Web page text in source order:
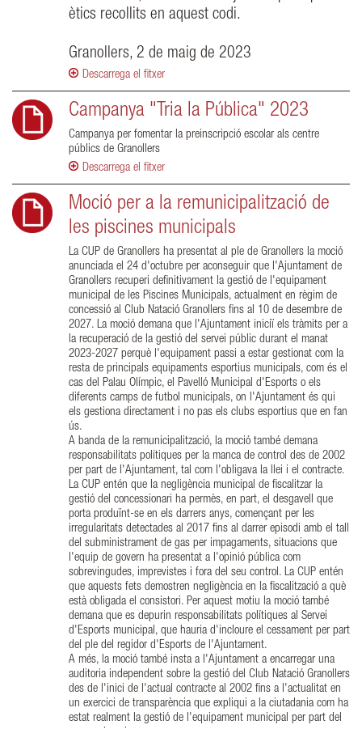
ètics recollits en aquest codi.
Granollers, 2 de maig de 2023
Descarrega el fitxer
Campanya "Tria la Pública" 2023
Campanya per fomentar la preinscripció escolar als centre
públics de Granollers
Descarrega el fitxer
Moció per a la remunicipalització de
les piscines municipals
La CUP de Granollers ha presentat al ple de Granollers la moció
anunciada el 24 d'octubre per aconseguir que l'Ajuntament de
Granollers recuperi definitivament la gestió de l'equipament
municipal de les Piscines Municipals, actualment en règim de
concessió al Club Natació Granollers fins al 10 de desembre de
2027. La moció demana que l'Ajuntament iniciï els tràmits per a
la recuperació de la gestió del servei públic durant el manat
2023-2027 perquè l'equipament passi a estar gestionat com la
resta de principals equipaments esportius municipals, com és el
cas del Palau Olímpic, el Pavelló Municipal d'Esports o els
diferents camps de futbol municipals, on l'Ajuntament és qui
els gestiona directament i no pas els clubs esportius que en fan
ús.
A banda de la remunicipalització, la moció també demana
responsabilitats polítiques per la manca de control des de 2002
per part de l'Ajuntament, tal com l'obligava la llei i el contracte.
La CUP entén que la negligència municipal de fiscalitzar la
gestió del concessionari ha permès, en part, el desgavell que
porta produïnt-se en els darrers anys, començant per les
irregularitats detectades al 2017 fins al darrer episodi amb el tall
del subministrament de gas per impagaments, situacions que
l'equip de govern ha presentat a l'opinió pública com
sobrevingudes, imprevistes i fora del seu control. La CUP entén
que aquests fets demostren negligència en la fiscalització a què
està obligada el consistori. Per aquest motiu la moció també
demana que es depurin responsabilitats polítiques al Servei
d'Esports municipal, que hauria d'incloure el cessament per part
del ple del regidor d'Esports de l'Ajuntament.
A més, la moció també insta a l'Ajuntament a encarregar una
auditoria independent sobre la gestió del Club Natació Granollers
des de l'inici de l'actual contracte al 2002 fins a l'actualitat en
un exercici de transparència que expliqui a la ciutadania com ha
estat realment la gestió de l'equipament municipal per part del